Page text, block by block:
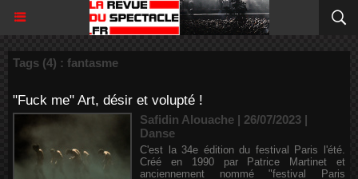
Tags (4) : fantasme
"Fuck me" Art, désir et volupté !
Safidin Alouache | 26/07/2023 |
Danse
C'est la 34e édition du festival Paris l'été.
Créé en 1990 par Patrice Martinet et
anciennement nommé "festival Paris